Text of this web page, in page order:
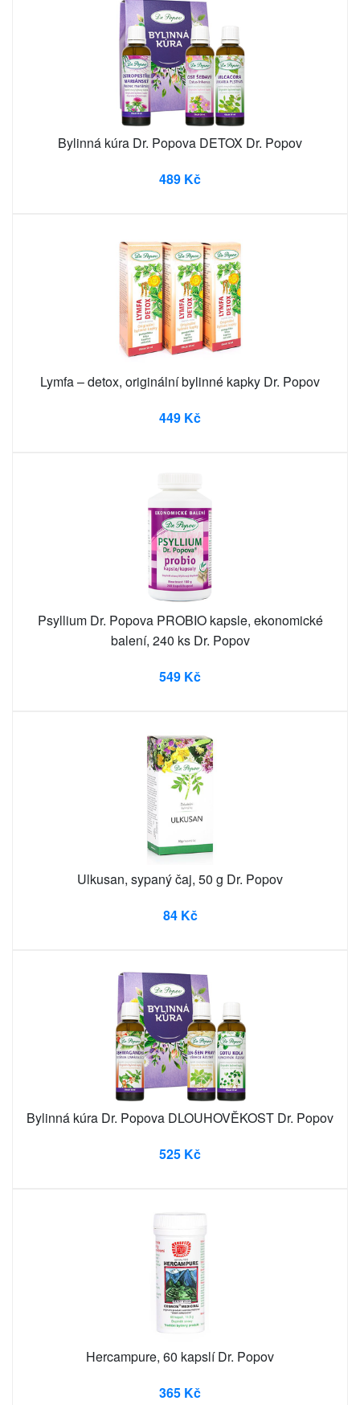
Bylinná kúra Dr. Popova DETOX Dr. Popov
489 Kč
Lymfa – detox, originální bylinné kapky Dr. Popov
449 Kč
Psyllium Dr. Popova PROBIO kapsle, ekonomické
balení, 240 ks Dr. Popov
549 Kč
Ulkusan, sypaný čaj, 50 g Dr. Popov
84 Kč
Bylinná kúra Dr. Popova DLOUHOVĚKOST Dr. Popov
525 Kč
Hercampure, 60 kapslí Dr. Popov
365 Kč